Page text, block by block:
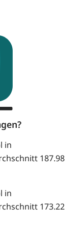
in
187.98
in
173.22